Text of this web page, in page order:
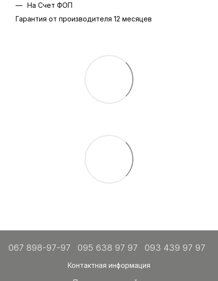
На Счет ФОП
Гарантия от производителя 12 месяцев
067 898-97-97 095 638 97 97 093 439 97 97
Контактная информация